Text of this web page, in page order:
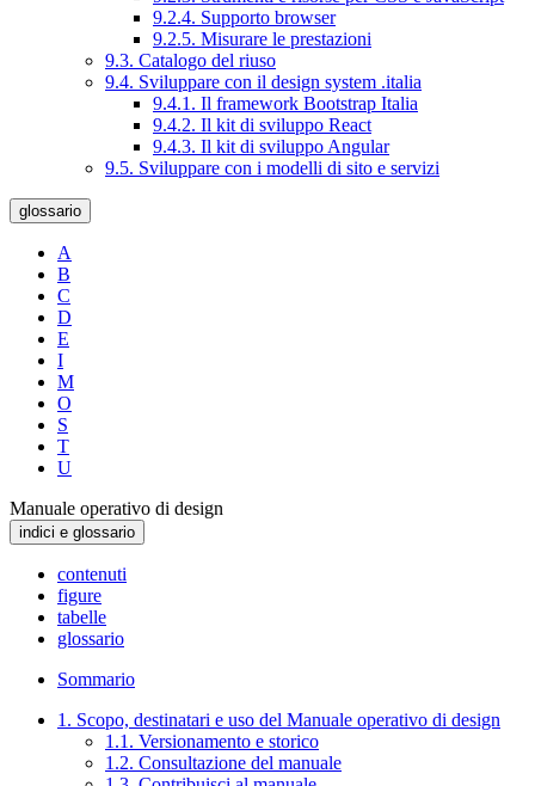
9.2.4. Supporto browser
9.2.5. Misurare le prestazioni
9.3. Catalogo del riuso
9.4. Sviluppare con il design system .italia
9.4.1. Il framework Bootstrap Italia
9.4.2. Il kit di sviluppo React
9.4.3. Il kit di sviluppo Angular
9.5. Sviluppare con i modelli di sito e servizi
glossario
A
B
C
D
E
I
M
O
S
T
U
Manuale operativo di design
indici e glossario
contenuti
figure
tabelle
glossario
Sommario
1. Scopo, destinatari e uso del Manuale operativo di design
1.1. Versionamento e storico
1.2. Consultazione del manuale